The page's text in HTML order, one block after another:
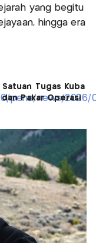
yang begitu
hingga era
Tugas Kuba
Pakar Operasi